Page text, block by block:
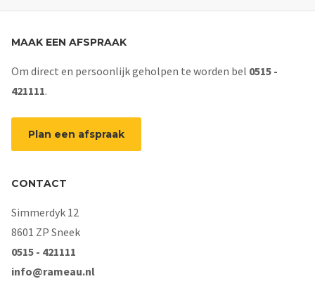
MAAK EEN AFSPRAAK
Om direct en persoonlijk geholpen te worden bel 0515 -
421111.
Plan een afspraak
CONTACT
Simmerdyk 12
8601 ZP Sneek
0515 - 421111
info@rameau.nl